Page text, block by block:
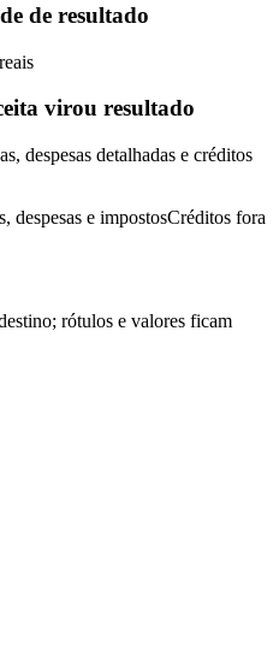
de resultado
virou resultado
despesas detalhadas e créditos
despesas e impostosCréditos fora
rótulos e valores ficam